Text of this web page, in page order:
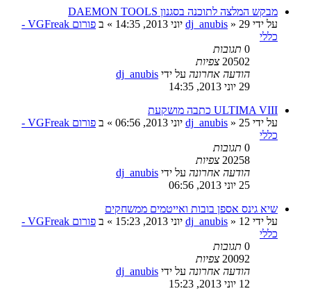
מבקש המלצה לתוכנה בסגנון DAEMON TOOLS
על ידי
dj_anubis » 29 יוני 2013, 14:35 » ב
פורום VGFreak -
כללי
0 תגובות
20502 צפיות
הודעה אחרונה על ידי dj_anubis
29 יוני 2013, 14:35
ULTIMA VIII כתבה מושקעת
על ידי
dj_anubis » 25 יוני 2013, 06:56 » ב
פורום VGFreak -
כללי
0 תגובות
20258 צפיות
הודעה אחרונה על ידי dj_anubis
25 יוני 2013, 06:56
שיא גינס אספן בובות ואייטמים ממשחקים
על ידי
dj_anubis » 12 יוני 2013, 15:23 » ב
פורום VGFreak -
כללי
0 תגובות
20092 צפיות
הודעה אחרונה על ידי dj_anubis
12 יוני 2013, 15:23